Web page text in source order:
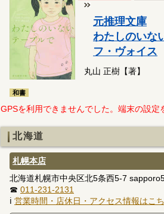
和書
元推理文庫
わたしのいな
フ・ヴォイス
丸山 正樹【著】
GPSを利用できませんでした。端末の設定
北海道
札幌本店
北海道札幌市中央区北5条西5-7
☎ 011-231-2131
ℹ 営業時間・店休日・アクセス情報はこ